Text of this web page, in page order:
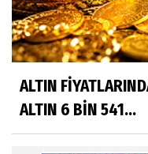
ALTIN
ALTIN 6 BİN 541...